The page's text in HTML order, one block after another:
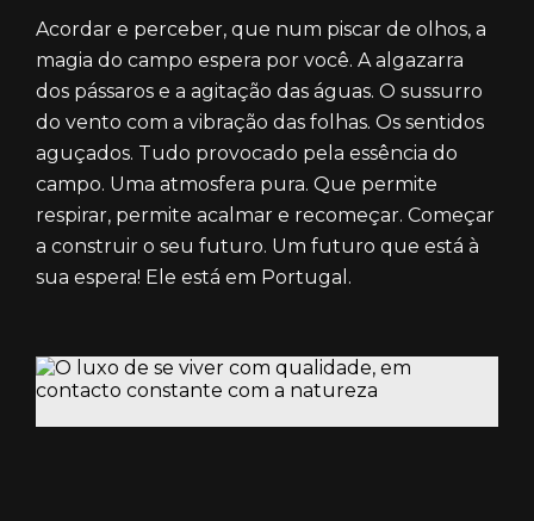
Acordar e perceber, que num piscar de olhos, a
magia do campo espera por você. A algazarra
dos pássaros e a agitação das águas. O sussurro
do vento com a vibração das folhas. Os sentidos
aguçados. Tudo provocado pela essência do
campo. Uma atmosfera pura. Que permite
respirar, permite acalmar e recomeçar. Começar
a construir o seu futuro. Um futuro que está à
sua espera! Ele está em Portugal.